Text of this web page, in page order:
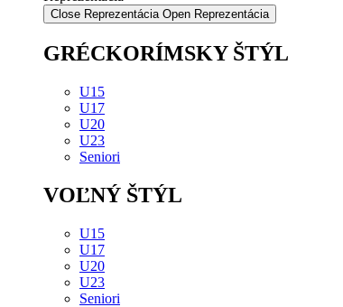
Close Reprezentácia Open Reprezentácia
GRÉCKORÍMSKY ŠTÝL
U15
U17
U20
U23
Seniori
VOĽNÝ ŠTÝL
U15
U17
U20
U23
Seniori